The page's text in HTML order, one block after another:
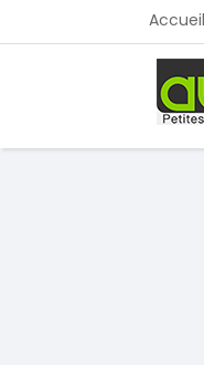
Accueil